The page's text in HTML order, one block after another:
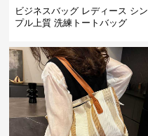
ビジネスバッグ レディース シン
プル上質 洗練トートバッグ